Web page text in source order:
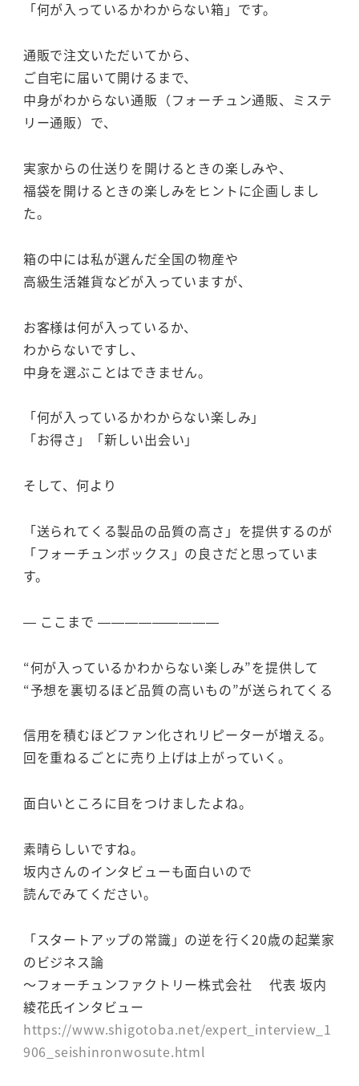
「何が入っているかわからない箱」です。
通販で注文いただいてから、
ご自宅に届いて開けるまで、
中身がわからない通販（フォーチュン通販、ミステ
リー通販）で、
実家からの仕送りを開けるときの楽しみや、
福袋を開けるときの楽しみをヒントに企画しまし
た。
箱の中には私が選んだ全国の物産や
高級生活雑貨などが入っていますが、
お客様は何が入っているか、
わからないですし、
中身を選ぶことはできません。
「何が入っているかわからない楽しみ」
「お得さ」「新しい出会い」
そして、何より
「送られてくる製品の品質の高さ」を提供するのが
「フォーチュンボックス」の良さだと思っていま
す。
— ここまで —————————
“何が入っているかわからない楽しみ”を提供して
“予想を裏切るほど品質の高いもの”が送られてくる
信用を積むほどファン化されリピーターが増える。
回を重ねるごとに売り上げは上がっていく。
面白いところに目をつけましたよね。
素晴らしいですね。
坂内さんのインタビューも面白いので
読んでみてください。
「スタートアップの常識」の逆を行く20歳の起業家
のビジネス論
～フォーチュンファクトリー株式会社 代表 坂内
綾花氏インタビュー
https://www.shigotoba.net/expert_interview_1
906_seishinronwosute.html